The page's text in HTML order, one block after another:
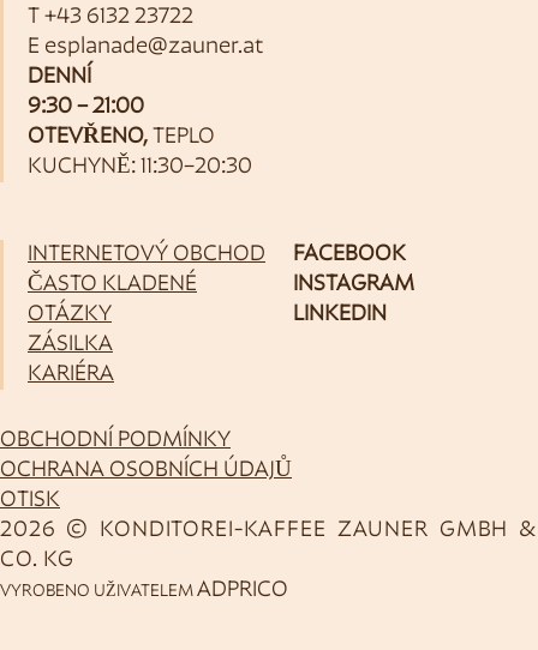
T +43 6132 23722
E esplanade@zauner.at
DENNÍ
9:30 – 21:00
OTEVŘENO, TEPLO
KUCHYNĚ: 11:30–20:30
INTERNETOVÝ OBCHOD
ČASTO KLADENÉ
OTÁZKY
ZÁSILKA
KARIÉRA
FACEBOOK
INSTAGRAM
LINKEDIN
2026 © KONDITOREI-KAFFEE ZAUNER GMBH &
CO. KG
OBCHODNÍ PODMÍNKY
OCHRANA OSOBNÍCH ÚDAJŮ
OTISK
VYROBENO UŽIVATELEM ADPRICO